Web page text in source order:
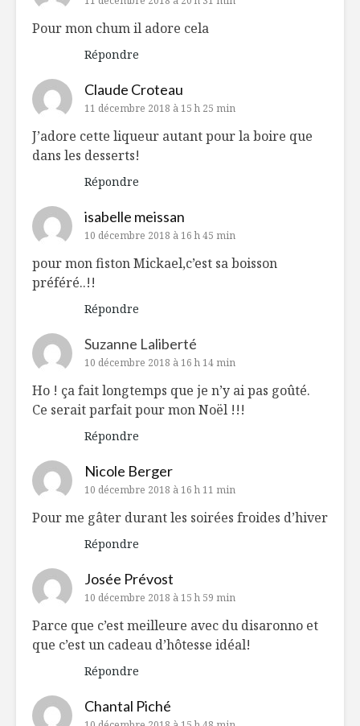
Pour mon chum il adore cela
Répondre
Claude Croteau
11 décembre 2018 à 15 h 25 min
J’adore cette liqueur autant pour la boire que
dans les desserts!
Répondre
isabelle meissan
10 décembre 2018 à 16 h 45 min
pour mon fiston Mickael,c’est sa boisson
préféré..!!
Répondre
Suzanne Laliberté
10 décembre 2018 à 16 h 14 min
Ho ! ça fait longtemps que je n’y ai pas goûté.
Ce serait parfait pour mon Noël !!!
Répondre
Nicole Berger
10 décembre 2018 à 16 h 11 min
Pour me gâter durant les soirées froides d’hiver
Répondre
Josée Prévost
10 décembre 2018 à 15 h 59 min
Parce que c’est meilleure avec du disaronno et
que c’est un cadeau d’hôtesse idéal!
Répondre
Chantal Piché